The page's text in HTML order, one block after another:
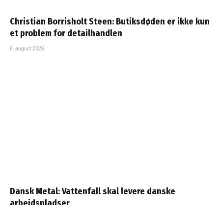
Christian Borrisholt Steen: Butiksdøden er ikke kun
et problem for detailhandlen
6. august 2026
Dansk Metal: Vattenfall skal levere danske